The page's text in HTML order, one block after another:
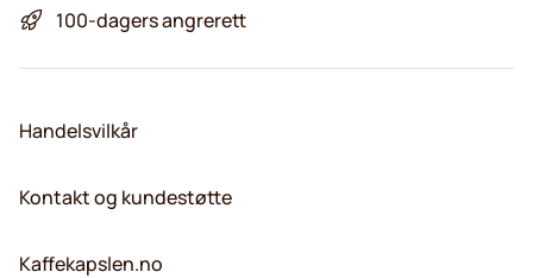
100-dagers angrerett
Handelsvilkår
Kontakt og kundestøtte
Kaffekapslen.no